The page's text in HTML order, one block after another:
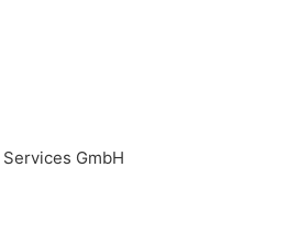
GmbH